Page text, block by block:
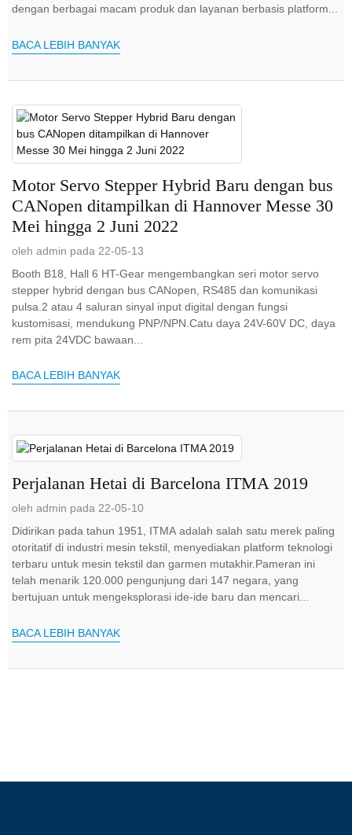
dengan berbagai macam produk dan layanan berbasis platform...
BACA LEBIH BANYAK
Motor Servo Stepper Hybrid Baru dengan bus
CANopen ditampilkan di Hannover Messe 30
Mei hingga 2 Juni 2022
oleh admin pada 22-05-13
Booth B18, Hall 6 HT-Gear mengembangkan seri motor servo
stepper hybrid dengan bus CANopen, RS485 dan komunikasi
pulsa.2 atau 4 saluran sinyal input digital dengan fungsi
kustomisasi, mendukung PNP/NPN.Catu daya 24V-60V DC, daya
rem pita 24VDC bawaan...
BACA LEBIH BANYAK
Perjalanan Hetai di Barcelona ITMA 2019
oleh admin pada 22-05-10
Didirikan pada tahun 1951, ITMA adalah salah satu merek paling
otoritatif di industri mesin tekstil, menyediakan platform teknologi
terbaru untuk mesin tekstil dan garmen mutakhir.Pameran ini
telah menarik 120.000 pengunjung dari 147 negara, yang
bertujuan untuk mengeksplorasi ide-ide baru dan mencari...
BACA LEBIH BANYAK